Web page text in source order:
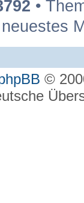
•
neuestes
©